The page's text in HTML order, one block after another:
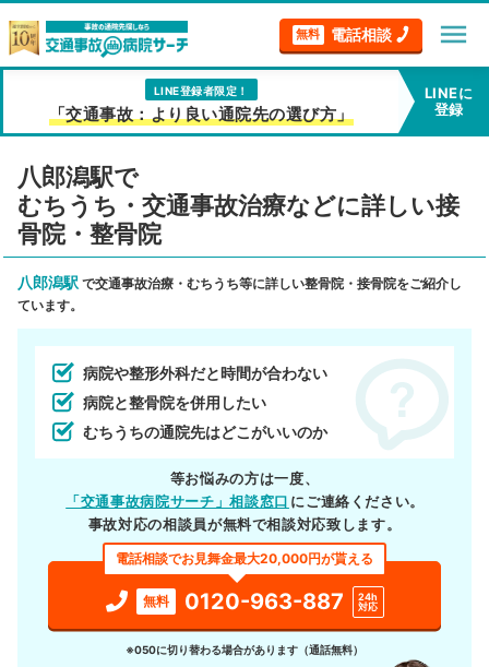
無料 電話相談 menu
LINE登録者限定！
「交通事故：より良い通院先の選び方」
LINEに
登録
八郎潟駅で
むちうち・交通事故治療などに詳しい接
骨院・整骨院
八郎潟駅 で交通事故治療・むちうち等に詳しい整骨院・接骨院をご紹介し
ています。
病院や整形外科だと時間が合わない
病院と整骨院を併用したい
むちうちの通院先はどこがいいのか
等お悩みの方は一度、
「交通事故病院サーチ」相談窓口 にご連絡ください。
事故対応の相談員が無料で相談対応致します。
電話相談でお見舞金最大20,000円が貰える
無料 0120-963-887
24h
対応
※050に切り替わる場合があります（通話無料）